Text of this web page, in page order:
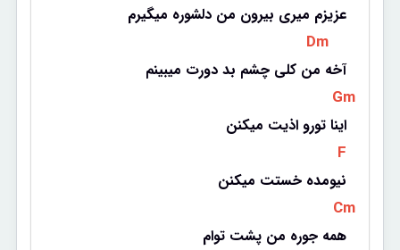
عزیزم میری بیرون من دلشوره میگیرم
Dm
آخه من کلی چشم بد دورت میبینم
Gm
اینا تورو اذیت میکنن
F
نیومده خستت میکنن
Cm
همه جوره من پشت توام